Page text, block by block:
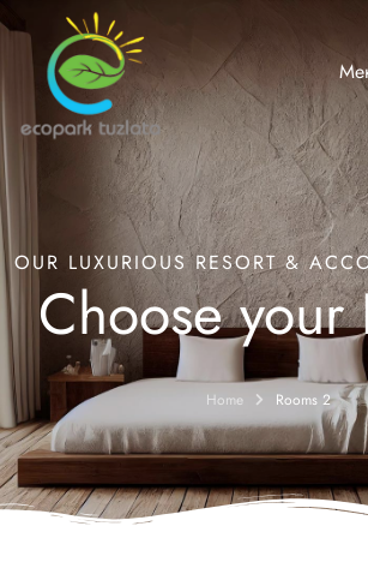
Choose your
OUR LUXURIOUS RESORT &
Home Rooms 2